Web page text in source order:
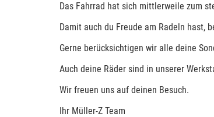
Das Fahrrad hat sich mittlerweile zum
Damit auch du Freude am Radeln hast,
Gerne berücksichtigen wir alle deine
Auch deine Räder sind in unserer
Wir freuen uns auf deinen Besuch.
Ihr Müller-Z Team